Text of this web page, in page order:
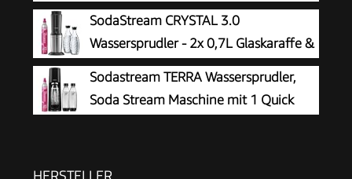
Stufen, ohne CO2 Flasche, 1x 0,85l
Wasserflasche + Reinigungspulver), schwarz,
31943K00
SodaStream CRYSTAL 3.0
Wassersprudler - 2x 0,7L Glaskaraffe &
CO2-Zylinder
Sodastream TERRA Wassersprudler,
Soda Stream Maschine mit 1 Quick
Sprudlerflaschen, Höhe 44 cm, Schwarz